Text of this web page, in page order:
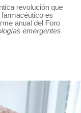
revolución que
es
anual del Foro
emergentes